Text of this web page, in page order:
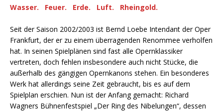
Wasser. Feuer. Erde. Luft. Rheingold.
Seit der Saison 2002/2003 ist Bernd Loebe Intendant der Oper
Frankfurt, der er zu einem überragenden Renommee verholfen
hat. In seinen Spielplänen sind fast alle Opernklassiker
vertreten, doch fehlen insbesondere auch nicht Stücke, die
außerhalb des gängigen Opernkanons stehen. Ein besonderes
Werk hat allerdings seine Zeit gebraucht, bis es auf dem
Spielplan erschien. Nun ist der Anfang gemacht: Richard
Wagners Bühnenfestspiel „Der Ring des Nibelungen“, dessen